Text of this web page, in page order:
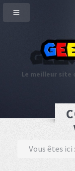
Le meilleur site
Vous êtes ici :